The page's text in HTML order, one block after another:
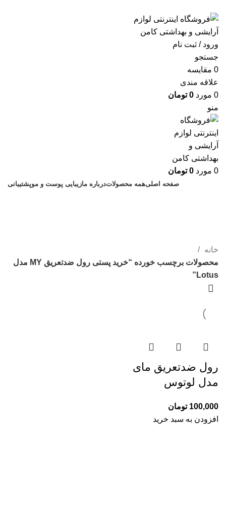
ورود / ثبت نام
جستجو
0 مقايسه
علاقه مندی
0 مورد 0 تومان
منو
0 مورد 0 تومان
صفحه اصلیهمه محصولاتدرباره مازیبایی پوست و موپشتیبانی
دسته بندی ها
خانه
محصولات برچسب خورده “خرید پستی رول ضدتعریق MY مدل
Lotus”
رول ضدتعریق مای
مدل لوتوس
100,000 تومان
افزودن به سبد خرید